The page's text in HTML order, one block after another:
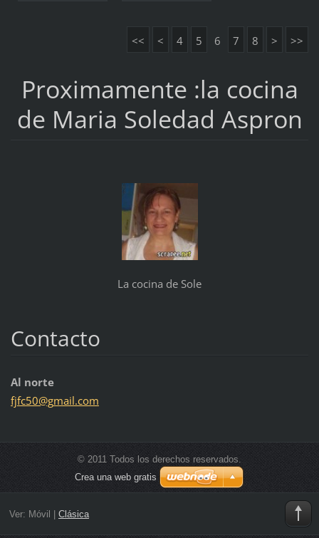
<< < 4 5 6 7 8 > >>
Proximamente :la cocina
de Maria Soledad Aspron
La cocina de Sole
Contacto
Al norte
fjfc50@gmail.com
© 2011 Todos los derechos reservados.
Crea una web gratis
Ver: Móvil Clásica